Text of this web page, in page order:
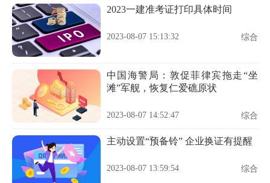
2023一建准考证打印具体时间
2023-08-07 15:13:32 综合
中国海警局：敦促菲律宾拖走“坐
滩”军舰，恢复仁爱礁原状
2023-08-07 14:52:47 综合
主动设置“预备铃” 企业换证有提醒
2023-08-07 13:59:54 综合